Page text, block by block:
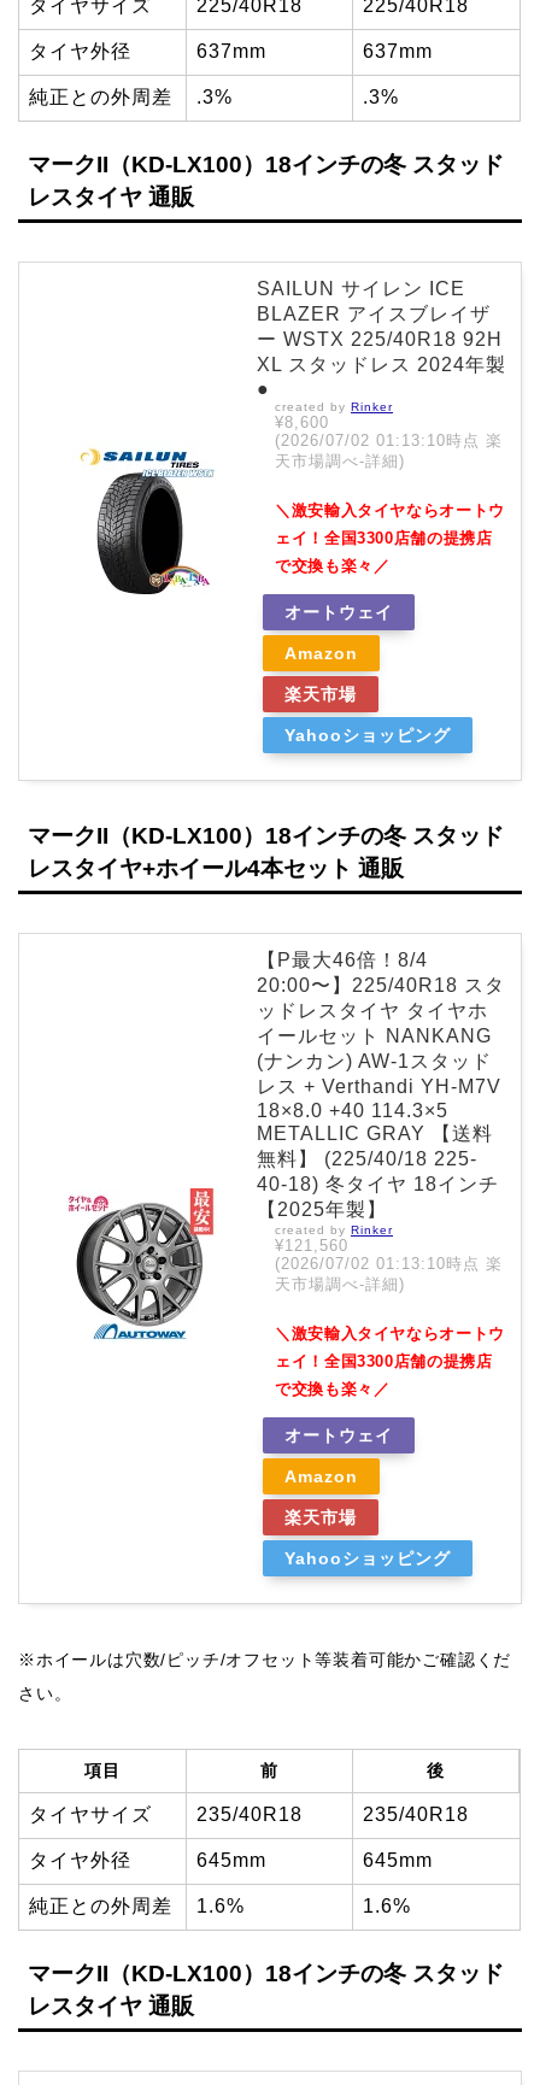
タイヤサイズ 225/40R18 225/40R18
タイヤ外径 637mm 637mm
純正との外周差 .3% .3%
マークII（KD-LX100）18インチの冬 スタッド
レスタイヤ 通販
SAILUN サイレン ICE
BLAZER アイスブレイザ
ー WSTX 225/40R18 92H
XL スタッドレス 2024年製
●
created by Rinker
¥8,600
(2026/07/02 01:13:10時点 楽
天市場調べ-詳細)
＼激安輸入タイヤならオートウ
ェイ！全国3300店舗の提携店
で交換も楽々／
オートウェイ
Amazon
楽天市場
Yahooショッピング
マークII（KD-LX100）18インチの冬 スタッド
レスタイヤ+ホイール4本セット 通販
【P最大46倍！8/4
20:00〜】225/40R18 スタ
ッドレスタイヤ タイヤホ
イールセット NANKANG
(ナンカン) AW-1スタッド
レス + Verthandi YH-M7V
18×8.0 +40 114.3×5
METALLIC GRAY 【送料
無料】 (225/40/18 225-
40-18) 冬タイヤ 18インチ
【2025年製】
created by Rinker
¥121,560
(2026/07/02 01:13:10時点 楽
天市場調べ-詳細)
＼激安輸入タイヤならオートウ
ェイ！全国3300店舗の提携店
で交換も楽々／
オートウェイ
Amazon
楽天市場
Yahooショッピング
※ホイールは穴数/ピッチ/オフセット等装着可能かご確認くだ
さい。
項目 前 後
タイヤサイズ 235/40R18 235/40R18
タイヤ外径 645mm 645mm
純正との外周差 1.6% 1.6%
マークII（KD-LX100）18インチの冬 スタッド
レスタイヤ 通販